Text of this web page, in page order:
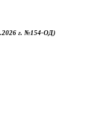
г. №154-ОД)